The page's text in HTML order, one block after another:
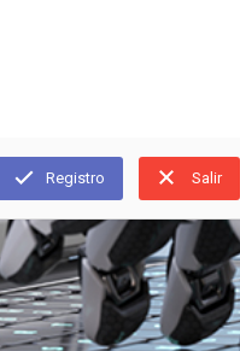
Registro Salir